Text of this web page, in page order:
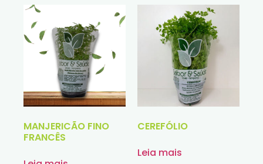
MANJERICÃO FINO
FRANCÊS
CEREFÓLIO
Leia mais